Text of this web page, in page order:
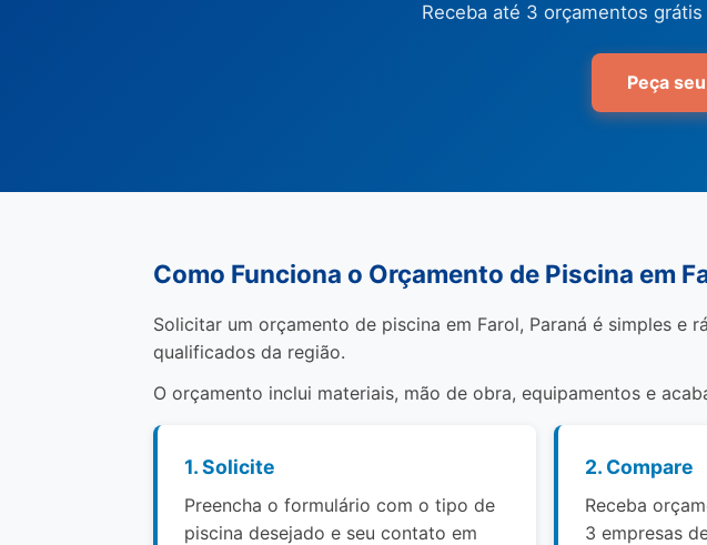
Receba até 3 orçamentos
Peça
Como Funciona o Orçamento de Piscina em
Solicitar um orçamento de piscina em Farol, Paraná é simples
qualificados da região.
O orçamento inclui materiais, mão de obra, equipamentos e
1. Solicite
Preencha o formulário com o tipo de
piscina desejado e seu contato em
2. Compare
Receba
3 empresas